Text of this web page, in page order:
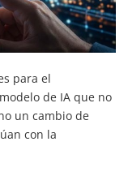
para el
de IA que no
un cambio de
con la